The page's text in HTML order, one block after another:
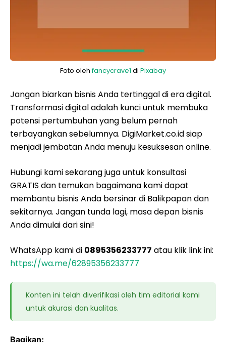
Foto olehfancycrave1 di Pixabay
Jangan biarkan bisnis Anda tertinggal di era digital.
Transformasi digital adalah kunci untuk membuka
potensi pertumbuhan yang belum pernah
terbayangkan sebelumnya. DigiMarket.co.id siap
menjadi jembatan Anda menuju kesuksesan online.
Hubungi kami sekarang juga untuk konsultasi
GRATIS dan temukan bagaimana kami dapat
membantu bisnis Anda bersinar di Balikpapan dan
sekitarnya. Jangan tunda lagi, masa depan bisnis
Anda dimulai dari sini!
WhatsApp kami di 0895356233777 atau klik link ini:
https://wa.me/62895356233777
Konten ini telah diverifikasi oleh tim editorial kami
untuk akurasi dan kualitas.
Bagikan: